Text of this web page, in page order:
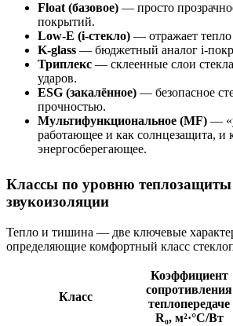
Float (базовое) — просто
покрытий.
Low-E (i-стекло) — отражает
K-glass — бюджетный аналог i-
Триплекс — склеенные слои
ударов.
ESG (закалённое) — безопасное
прочностью.
Мультифункциональное (MF) —
работающее и как солнцезащита, и
энергосберегающее.
Классы по уровню
звукоизоляции
Тепло и тишина — две ключевые
определяющие комфортный класс
Класс
Коэффициент
сопротивления
теплопередаче
R₀, м²·°C/Вт